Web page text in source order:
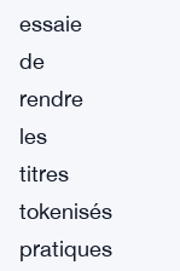
essaie
de
rendre
les
titres
tokenisés
pratiques